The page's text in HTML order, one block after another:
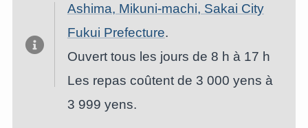
Ashima, Mikuni-machi, Sakai City
Fukui Prefecture.
Ouvert tous les jours de 8 h à 17 h
Les repas coûtent de 3 000 yens à
3 999 yens.